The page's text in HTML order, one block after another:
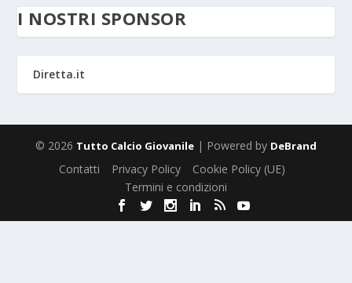
I NOSTRI SPONSOR
Diretta.it
© 2026 Tutto Calcio Giovanile | Powered by DeBrand
Contatti Privacy Policy
Cookie Policy (UE)
Termini e condizioni